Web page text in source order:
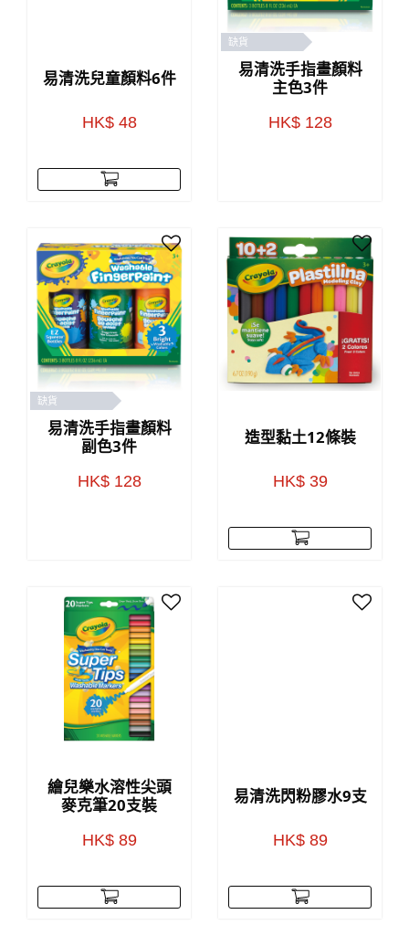
易清洗兒童顏料6件
HK$ 48
缺貨
易清洗手指畫顏料
主色3件
HK$ 128
缺貨
易清洗手指畫顏料
副色3件
HK$ 128
造型黏土12條裝
HK$ 39
繪兒樂水溶性尖頭
麥克筆20支裝
HK$ 89
易清洗閃粉膠水9支
HK$ 89